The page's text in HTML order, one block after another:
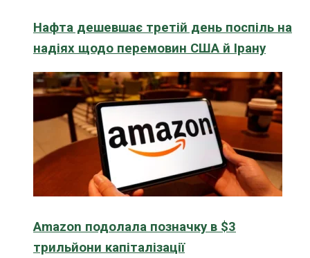
Нафта дешевшає третій день поспіль на
надіях щодо перемовин США й Ірану
Amazon подолала позначку в $3
трильйони капіталізації